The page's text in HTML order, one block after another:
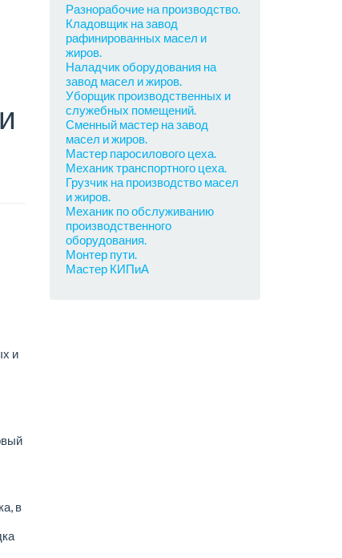
и
в
Разнорабочие на производство.
Кладовщик на завод
рафинированных масел и
жиров.
Наладчик оборудования на
завод масел и жиров.
Уборщик производственных и
служебных помещений.
Сменный мастер на завод
масел и жиров.
Мастер паросилового цеха.
Механик транспортного цеха.
Грузчик на производство масел
и жиров.
Механик по обслуживанию
производственного
оборудования.
Монтер пути.
Мастер КИПиА